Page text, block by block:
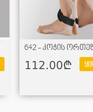
642 - კოჭის
112.00¢